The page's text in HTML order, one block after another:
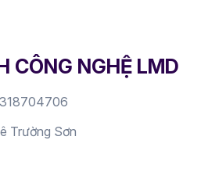
CÔNG NGHỆ LMD
Trường Sơn